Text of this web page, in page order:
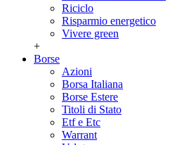
Riciclo
Risparmio energetico
Vivere green
+
Borse
Azioni
Borsa Italiana
Borse Estere
Titoli di Stato
Etf e Etc
Warrant